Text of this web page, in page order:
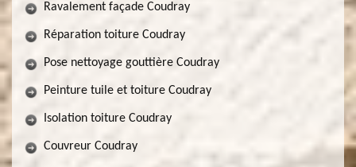
Ravalement façade Coudray
Réparation toiture Coudray
Pose nettoyage gouttière Coudray
Peinture tuile et toiture Coudray
Isolation toiture Coudray
Couvreur Coudray